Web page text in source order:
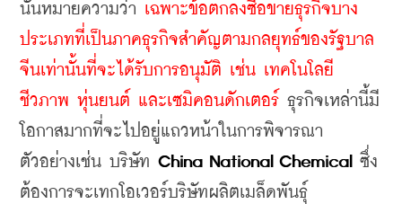
นั่นหมายความว่า เฉพาะข้อตกลงซื้อขายธุรกิจบาง
ประเภทที่เป็นภาคธุรกิจสำคัญตามกลยุทธ์ของรัฐบาล
จีนเท่านั้นที่จะได้รับการอนุมัติ เช่น เทคโนโลยี
ชีวภาพ หุ่นยนต์ และเซมิคอนดักเตอร์ ธุรกิจเหล่านี้มี
โอกาสมากที่จะไปอยู่แถวหน้าในการพิจารณา
ตัวอย่างเช่น บริษัท China National Chemical ซึ่ง